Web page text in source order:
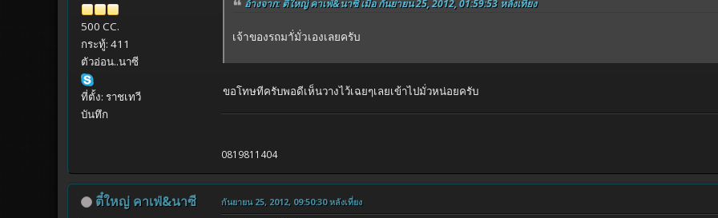
500 CC.
กระทู้: 411
ตัวอ่อน..นาซี
ที่ตั้ง: ราชเทวี
บันทึก
อ้างจาก: ตี๋ใหญ่ คาเฟ่&นาซี เมื่อ กันยายน 25, 2012, 01:59:53 หลังเที่ยง
เจ้าของรถมาั่มั่วเองเลยครับ
ขอโทษทีครับพอดีเห็นวางไว้เฉยๆเลยเข้าไปมั่วหน่อยครับ
0819811404
ตี๋ใหญ่ คาเฟ่&นาซี กันยายน 25, 2012, 09:50:30 หลังเที่ยง